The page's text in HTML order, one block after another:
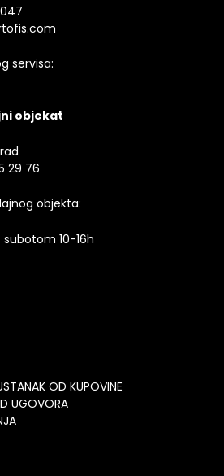
servisa:
objekat
29 76
objekta:
10-16h
OD KUPOVINE
UGOVORA